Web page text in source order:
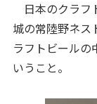
日本のクラフ
城の常陸野ネス
ラフトビールの
いうこと。